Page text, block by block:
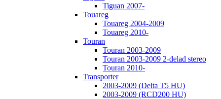
Tiguan 2007-
Touareg
Touareg 2004-2009
Touareg 2010-
Touran
Touran 2003-2009
Touran 2003-2009 2-delad stereo
Touran 2010-
Transporter
2003-2009 (Delta T5 HU)
2003-2009 (RCD200 HU)